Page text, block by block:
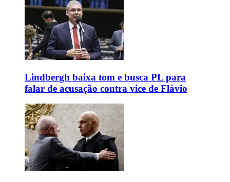
Lindbergh baixa tom e busca PL para
falar de acusação contra vice de Flávio